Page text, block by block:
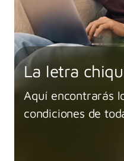
La letra
Aquí encontrarás
condiciones de